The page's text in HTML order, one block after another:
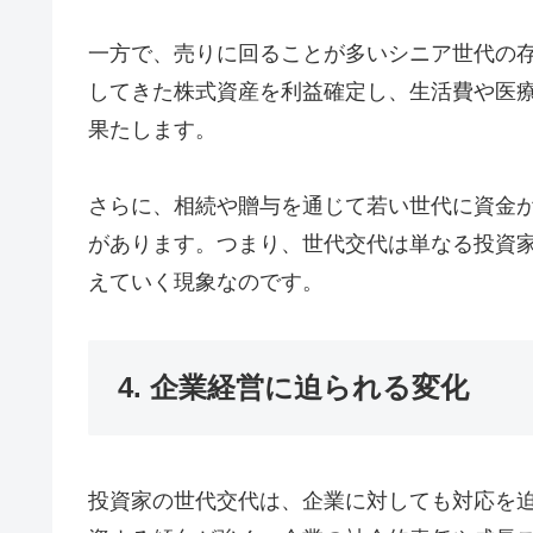
一方で、売りに回ることが多いシニア世代の
してきた株式資産を利益確定し、生活費や
果たします。
さらに、相続や贈与を通じて若い世代に資金
があります。つまり、世代交代は単なる投資
えていく現象なのです。
4. 企業経営に迫られる変化
投資家の世代交代は、企業に対しても対応を